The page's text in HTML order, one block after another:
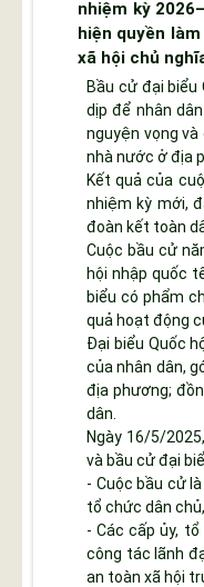
nhiệm kỳ
hiện quyền
xã hội chủ
Bầu cử đại biểu
dịp để nhân
nguyện vọng
nhà nước ở địa
Kết quả của
nhiệm kỳ mới,
đoàn kết toàn
Cuộc bầu cử
hội nhập quốc
biểu có phẩm
quả hoạt động
Đại biểu Quốc
của nhân dân,
địa phương;
dân.
Ngày 16/5/
và bầu cử đại
- Cuộc bầu cử
tổ chức dân
- Các cấp ủy,
công tác lãnh
an toàn xã hội